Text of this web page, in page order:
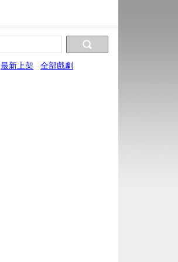
最新上架 全部戲劇